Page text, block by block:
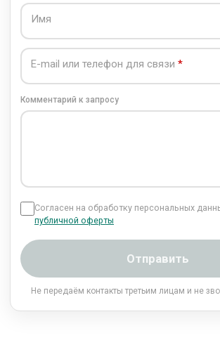
Имя
E-mail или телефон для связи
Комментарий к запросу
Согласен на обработку персональных
публичной оферты
Отправить
Не передаём контакты третьим лицам и не